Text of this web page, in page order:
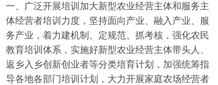
一、广泛开展培训加大新型农业经营主体和服务主
体经营者培训力度，坚持面向产业、融入产业、服
务产业，着力建机制、定规范、抓考核，强化农民
教育培训体系，实施好新型农业经营主体带头人、
返乡入乡创新创业者等分类培育计划，加强统筹指
导各地各部门培训计划，大力开展家庭农场经营者